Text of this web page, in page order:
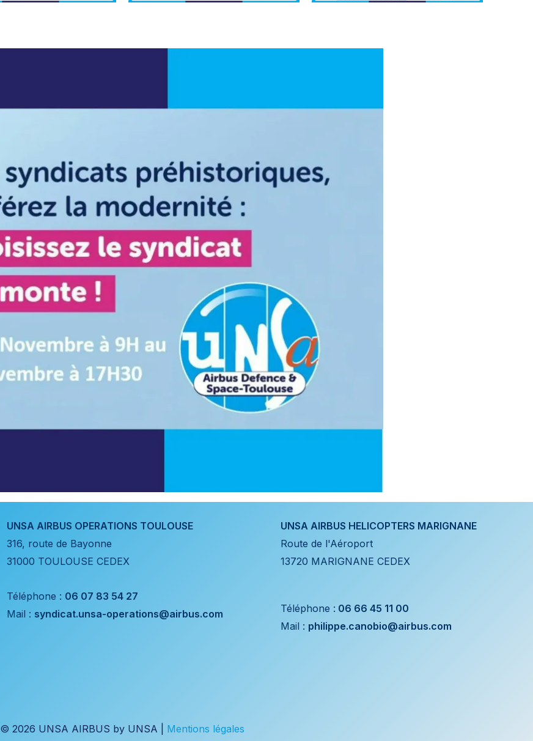
UNSA AIRBUS OPERATIONS TOULOUSE
316, route de Bayonne
31000 TOULOUSE CEDEX
Téléphone : 06 07 83 54 27
Mail : syndicat.unsa-operations@airbus.com
UNSA AIRBUS HELICOPTERS MARIGNANE
Route de l'Aéroport
13720 MARIGNANE CEDEX
Téléphone : 06 66 45 11 00
Mail : philippe.canobio@airbus.com
© 2026 UNSA AIRBUS by UNSA | Mentions légales